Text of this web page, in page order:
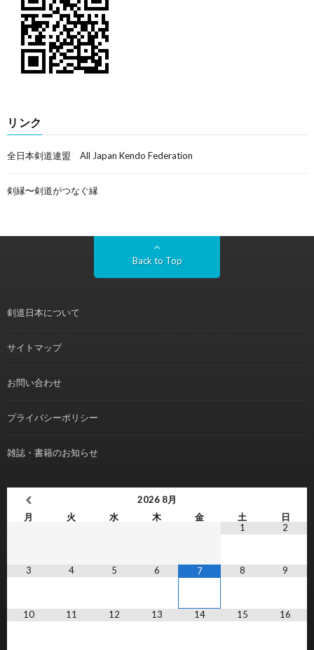
リンク
全日本剣道連盟 All Japan Kendo Federation
剣縁〜剣道がつなぐ縁
Back to Top
剣道日本について
サイトマップ
お問い合わせ
プライバシーポリシー
雑誌・書籍のお知らせ
2026 8月
月
火 水 木 金 土
日
1
2
3 4 5 6 7 8 9
10 11 12 13 14 15 16